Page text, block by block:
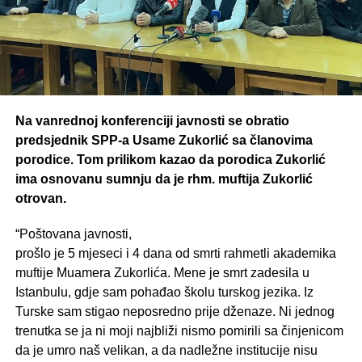
Na vanrednoj konferenciji javnosti se obratio
predsjednik SPP-a Usame Zukorlić sa članovima
porodice. Tom prilikom kazao da porodica Zukorlić
ima osnovanu sumnju da je rhm. muftija Zukorlić
otrovan.
“Poštovana javnosti,
prošlo je 5 mjeseci i 4 dana od smrti rahmetli akademika
muftije Muamera Zukorlića. Mene je smrt zadesila u
Istanbulu, gdje sam pohađao školu turskog jezika. Iz
Turske sam stigao neposredno prije dženaze. Ni jednog
trenutka se ja ni moji najbliži nismo pomirili sa činjenicom
da je umro naš velikan, a da nadležne institucije nisu